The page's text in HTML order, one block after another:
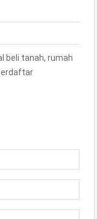
beli tanah, rumah